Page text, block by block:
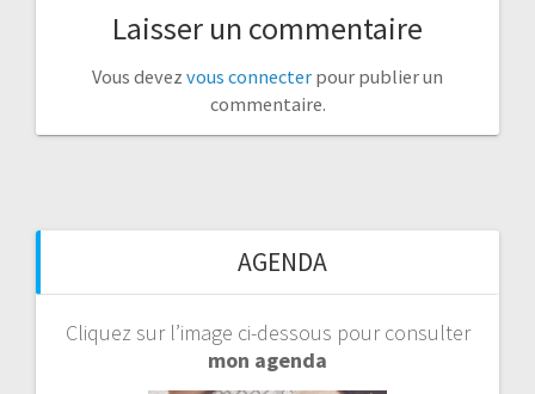
Laisser un commentaire
Vous devez vous connecter pour publier un
commentaire.
AGENDA
Cliquez sur l’image ci-dessous pour consulter
mon agenda